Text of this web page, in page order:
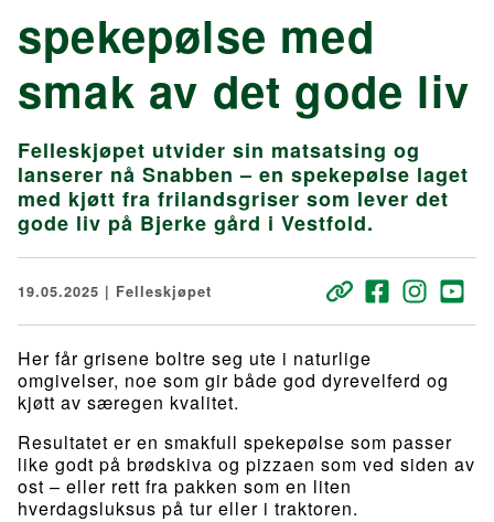
spekepølse med
smak av det gode liv
Felleskjøpet utvider sin matsatsing og
lanserer nå Snabben – en spekepølse laget
med kjøtt fra frilandsgriser som lever det
gode liv på Bjerke gård i Vestfold.
19.05.2025 | Felleskjøpet
Her får grisene boltre seg ute i naturlige
omgivelser, noe som gir både god dyrevelferd og
kjøtt av særegen kvalitet.
Resultatet er en smakfull spekepølse som passer
like godt på brødskiva og pizzaen som ved siden av
ost – eller rett fra pakken som en liten
hverdagsluksus på tur eller i traktoren.